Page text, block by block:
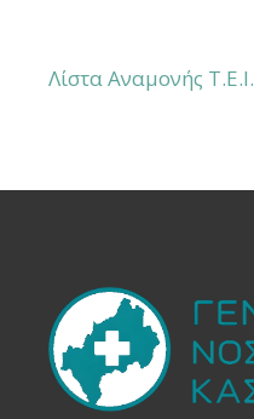
Λίστα Αναμονής Τ.Ε.Ι.